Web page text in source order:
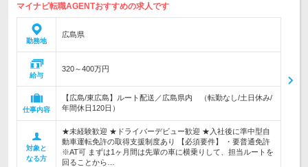
マイナビ転職AGENTおすすめの求人です
勤務地
広島県
給与
320～400万円
仕事内容
【広島/東広島】ルート配送／広島県内 （転勤なし/土日休み/
年間休日120日）
対象と
なる方
★未経験歓迎 ★ドライバーデビュー歓迎 ★入社後に準中型自
動車運転免許の取得支援制度あり 【必須要件】 ・要普通免許
※AT可 まずは1ヶ月間は先輩の車に横乗りして、担当ルートを
回ることから…